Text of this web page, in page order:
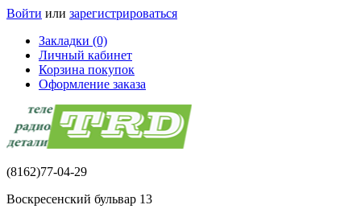
Войти или зарегистрироваться
Закладки (0)
Личный кабинет
Корзина покупок
Оформление заказа
(8162)77-04-29
Воскресенский бульвар 13